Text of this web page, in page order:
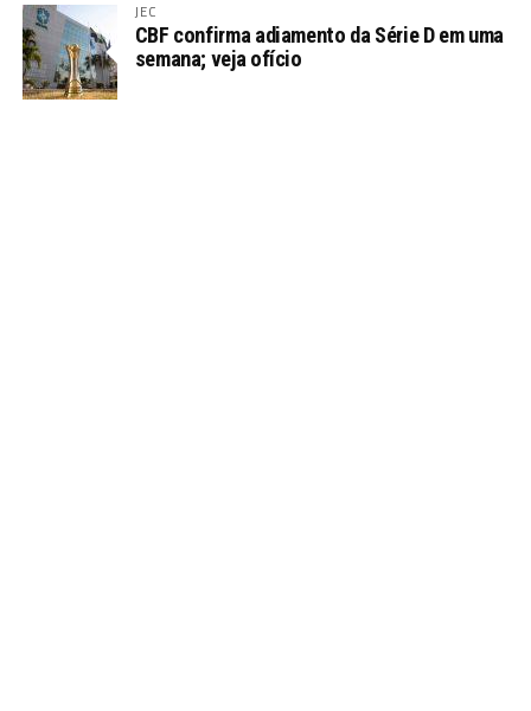
JEC
CBF confirma adiamento da Série D em uma
semana; veja ofício